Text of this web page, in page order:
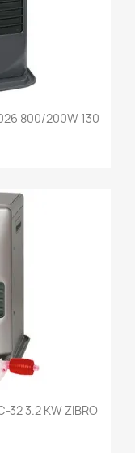
800/200W 130
32 3.2 KW ZIBRO